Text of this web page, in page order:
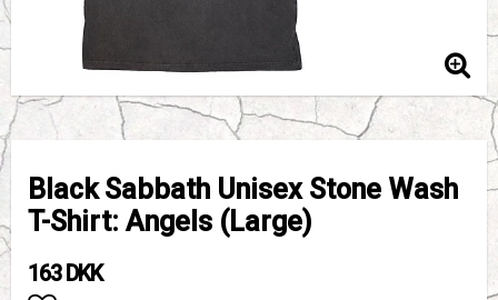
Black Sabbath Unisex Stone Wash
T-Shirt: Angels (Large)
163 DKK